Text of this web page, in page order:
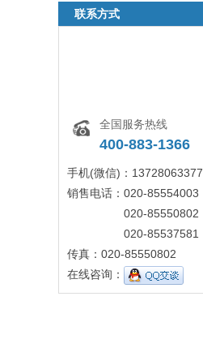
联系方式
全国服务热线
400-883-1366
手机(微信)：13728063377
销售电话：020-85554003
020-85550802
020-85537581
传真：020-85550802
在线咨询：